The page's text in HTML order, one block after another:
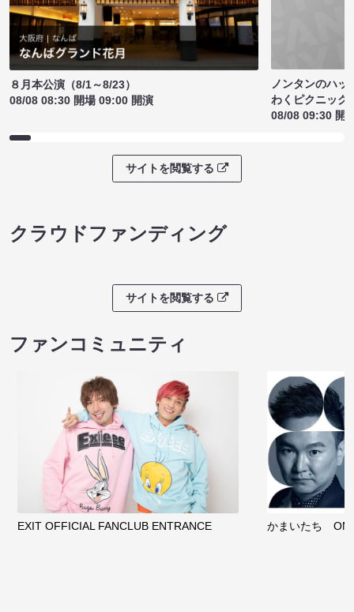
８月本公演（8/1～8/23）
08/08 08:30 開場 09:00 開演
ノンタンのハッ
わくピクニック
08/08 09:30 開
サイトを閲覧する
クラウドファンディング
サイトを閲覧する
ファンコミュニティ
EXIT OFFICIAL FANCLUB ENTRANCE かまいたち